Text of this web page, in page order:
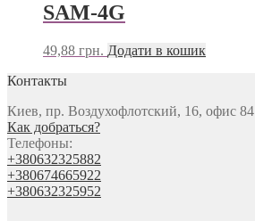
SAM-4G
49,88 грн. Додати в кошик
Контакты
Киев, пр. Воздухофлотский, 16, офис 84
Как добраться?
Телефоны:
+380632325882
+380674665922
+380632325952